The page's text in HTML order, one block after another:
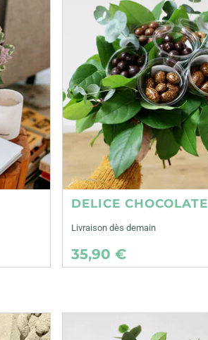
DELICE CHOCOLATE
Livraison dès demain
35,90 €